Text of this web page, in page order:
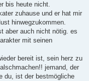
bis heute nicht.
zuhause und er hat mir
hinwegzukommen.
aber auch nicht nötig. es
mit seinen
bereit ist, sein herz zu
jemand, der
du, ist der bestmögliche